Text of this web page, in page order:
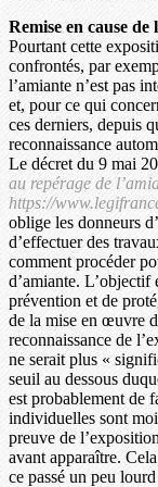
Remise en cause
Pourtant cette
confrontés, par
l’amiante n’est pas
et, pour ce qui
ces derniers, depuis
reconnaissance
Le décret du 9 mai
au repérage de
https://
oblige les donneurs
d’effectuer des
comment procéder
d’amiante. L’objectif
prévention et de
de la mise en œuvre
reconnaissance de
ne serait plus «
seuil au dessous
est probablement de
individuelles sont
preuve de
avant apparaître.
ce passé un peu